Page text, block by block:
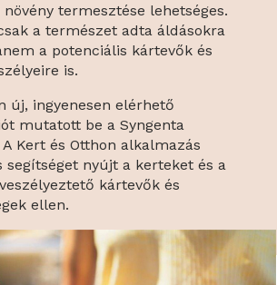
termesztése lehetséges.
a természet adta áldásokra
a potenciális kártevők és
is.
új, ingyenesen elérhető
mutatott be a Syngenta
Kert és Otthon alkalmazás
segítséget nyújt a kerteket és a
kártevők és
ellen.